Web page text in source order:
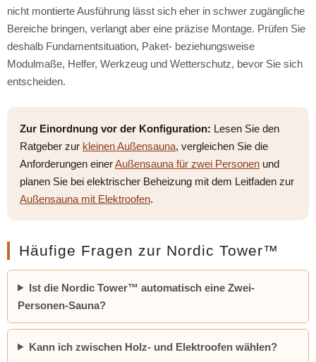
nicht montierte Ausführung lässt sich eher in schwer zugängliche
Bereiche bringen, verlangt aber eine präzise Montage. Prüfen Sie
deshalb Fundamentsituation, Paket- beziehungsweise
Modulmaße, Helfer, Werkzeug und Wetterschutz, bevor Sie sich
entscheiden.
Zur Einordnung vor der Konfiguration: Lesen Sie den
Ratgeber zur kleinen Außensauna, vergleichen Sie die
Anforderungen einerAußensauna für zwei Personen und
planen Sie bei elektrischer Beheizung mit dem Leitfaden zur
Außensauna mit Elektroofen.
Häufige Fragen zur Nordic Tower™
Ist die Nordic Tower™ automatisch eine Zwei-
Personen-Sauna?
Kann ich zwischen Holz- und Elektroofen wählen?